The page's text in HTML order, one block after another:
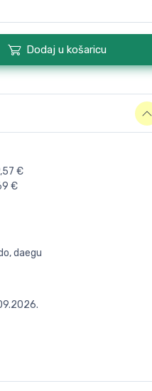
Dodaj u košaricu
€
€
daegu